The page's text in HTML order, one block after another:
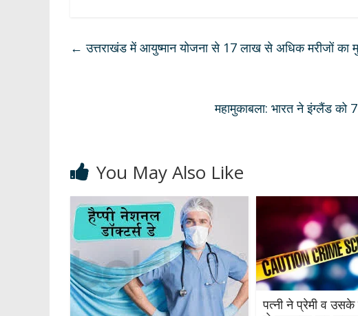
s b gr e e
← उत्तराखंड में आयुष्मान योजना से 17 लाख से अधिक मरीजों का
महामुकाबला: भारत ने इंग्लैंड को
You May Also Like
पत्नी ने प्रेमी व